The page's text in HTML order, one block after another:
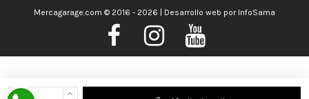
Nos encontramos de Vacaciones, no obstante los pedidos hechos se
Mercagarage.com © 2016 - 2026 | Desarrollo web por InfoSama